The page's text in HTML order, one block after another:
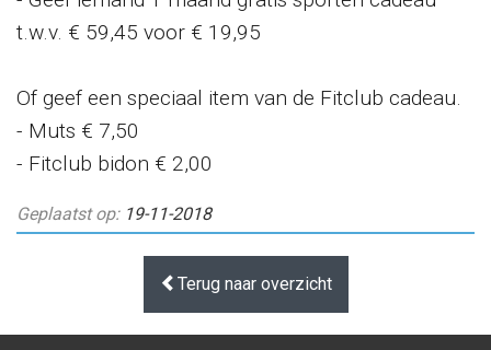
t.w.v. € 59,45 voor € 19,95
Of geef een speciaal item van de Fitclub cadeau.
- Muts € 7,50
- Fitclub bidon € 2,00
Geplaatst op:19-11-2018
Terug naar overzicht